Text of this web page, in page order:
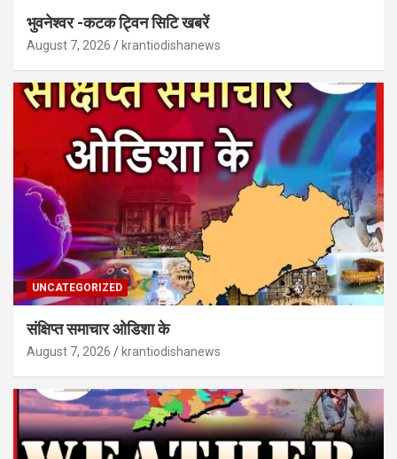
भुवनेश्वर -कटक ट्विन सिटि खबरें
August 7, 2026 krantiodishanews
UNCATEGORIZED
संक्षिप्त समाचार ओडिशा के
August 7, 2026 krantiodishanews